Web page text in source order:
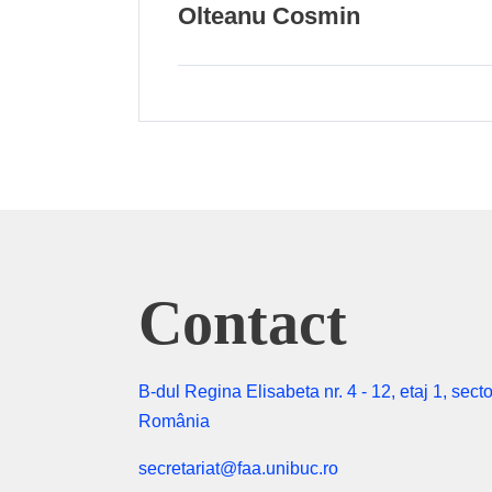
Olteanu Cosmin
Contact
B-dul Regina Elisabeta nr. 4 - 12, etaj 1,
România
secretariat@faa.unibuc.ro